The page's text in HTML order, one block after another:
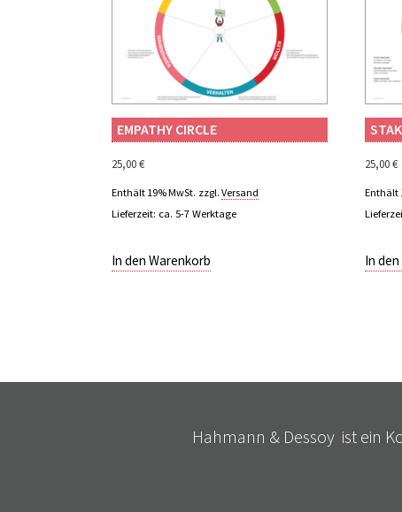
EMPATHY CIRCLE
25,00€
Enthält 19% MwSt. zzgl. Versand
Lieferzeit: ca. 5-7 Werktage
In den Warenkorb
25,00€
Enthält
In
Hahmann & Dessoy. ist ein